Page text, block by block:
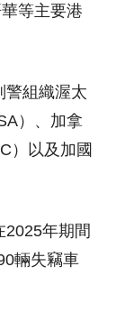
等主要港
警組織渥太
）、加拿
）以及加國
2025年期間
輛失竊車